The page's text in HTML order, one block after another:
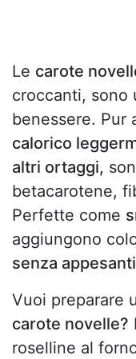
Le carote
croccanti, sono
benessere. Pur
calorico
altri ortaggi,
betacarotene,
Perfette come
aggiungono
senza
Vuoi preparare
carote novelle?
roselline al